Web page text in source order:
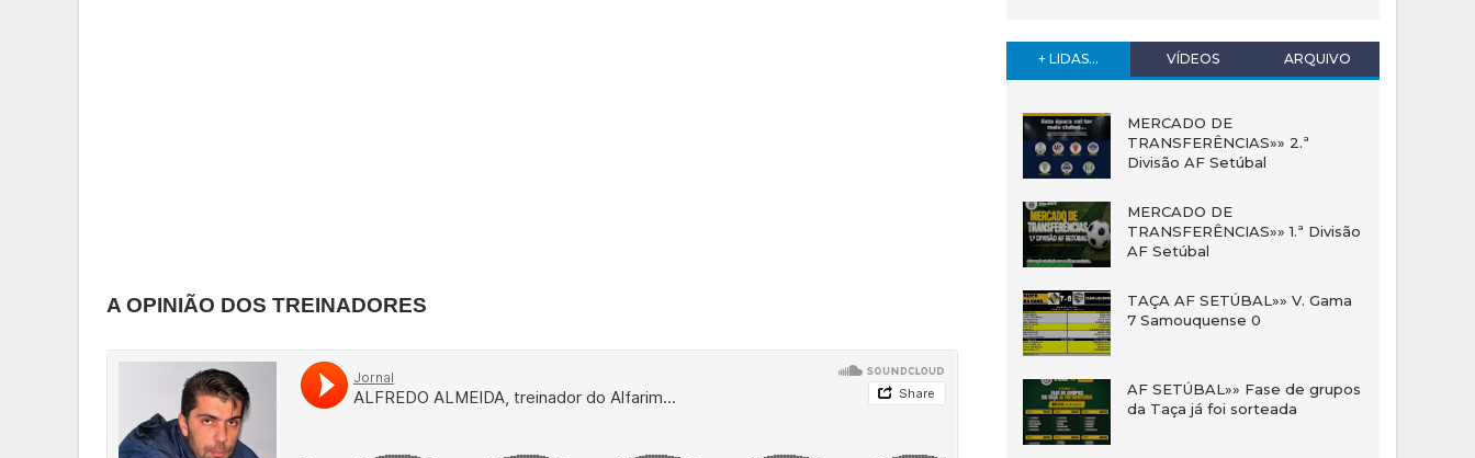
A OPINIÃO DOS TREINADORES
+ LIDAS... VÍDEOS ARQUIVO
MERCADO DE
TRANSFERÊNCIAS»» 2.ª
Divisão AF Setúbal
MERCADO DE
TRANSFERÊNCIAS»» 1.ª Divisão
AF Setúbal
TAÇA AF SETÚBAL»» V. Gama
7 Samouquense 0
AF SETÚBAL»» Fase de grupos
da Taça já foi sorteada